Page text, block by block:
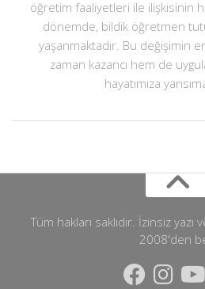
öğretim faaliyetleri ile ilişkisinin
dönemde, bildik öğretmen
yaşanmaktadır. Bu değişimin
zaman kazancı hem de
hayatımıza
Tüm hakları saklıdır. İzinsiz
2008'den